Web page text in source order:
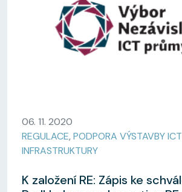
06. 11. 2020
REGULACE, PODPORA VÝSTAVBY ICT
INFRASTRUKTURY
K založení RE: Zápis ke